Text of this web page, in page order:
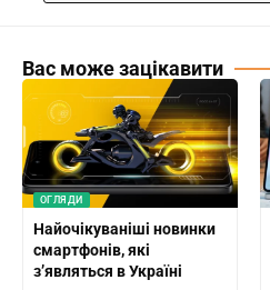
Вас може зацікавити
ОГЛЯДИ
Найочікуваніші новинки
смартфонів, які
з’являться в Україні